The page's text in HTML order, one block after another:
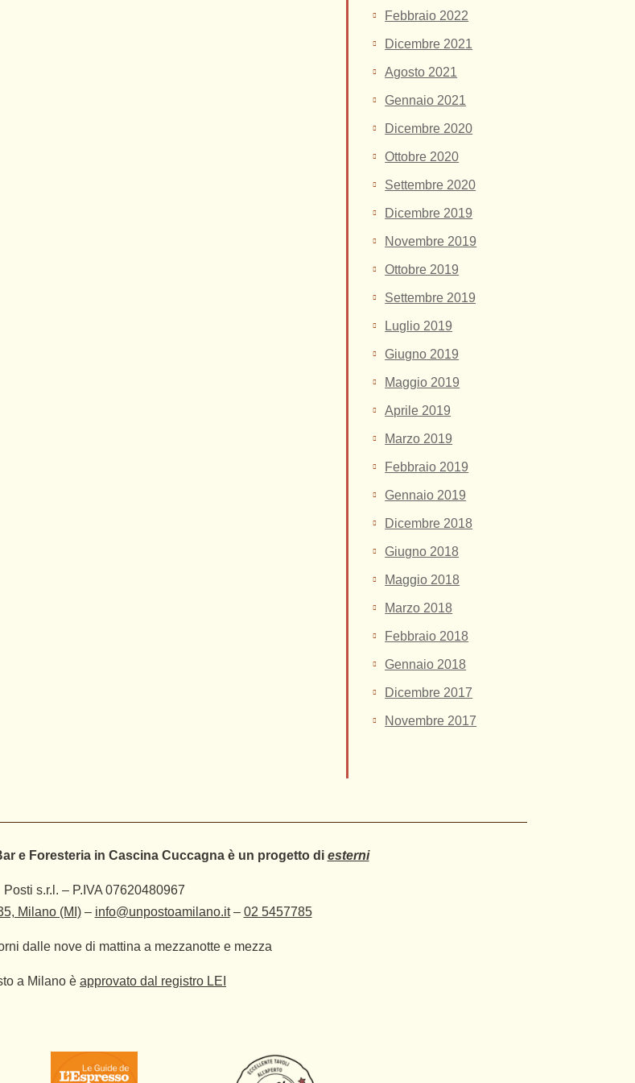
Febbraio 2022
Dicembre 2021
Agosto 2021
Gennaio 2021
Dicembre 2020
Ottobre 2020
Settembre 2020
Dicembre 2019
Novembre 2019
Ottobre 2019
Settembre 2019
Luglio 2019
Giugno 2019
Maggio 2019
Aprile 2019
Marzo 2019
Febbraio 2019
Gennaio 2019
Dicembre 2018
Giugno 2018
Maggio 2018
Marzo 2018
Febbraio 2018
Gennaio 2018
Dicembre 2017
Novembre 2017
e Foresteria in Cascina Cuccagna è un progetto di esterni
Posti s.r.l. – P.IVA 07620480967
Milano (MI)– info@unpostoamilano.it– 02 5457785
dalle nove di mattina a mezzanotte e mezza
a Milano è approvato dal registro LEI